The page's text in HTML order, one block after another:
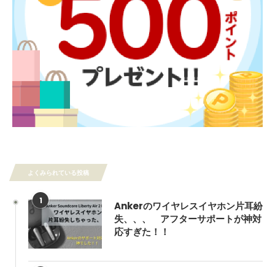
よくみられている投稿
1
Ankerのワイヤレスイヤホン片耳紛
失、、、 アフターサポートが神対
応すぎた！！